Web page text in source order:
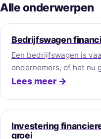
Alle onderwerpen
Bedrijfswagen
Een bedrijfswagen is
ondernemers, of het nu
Lees meer →
Investering
groei